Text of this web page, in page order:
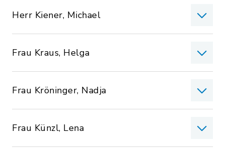
Herr Kiener, Michael
Frau Kraus, Helga
Frau Kröninger, Nadja
Frau Künzl, Lena